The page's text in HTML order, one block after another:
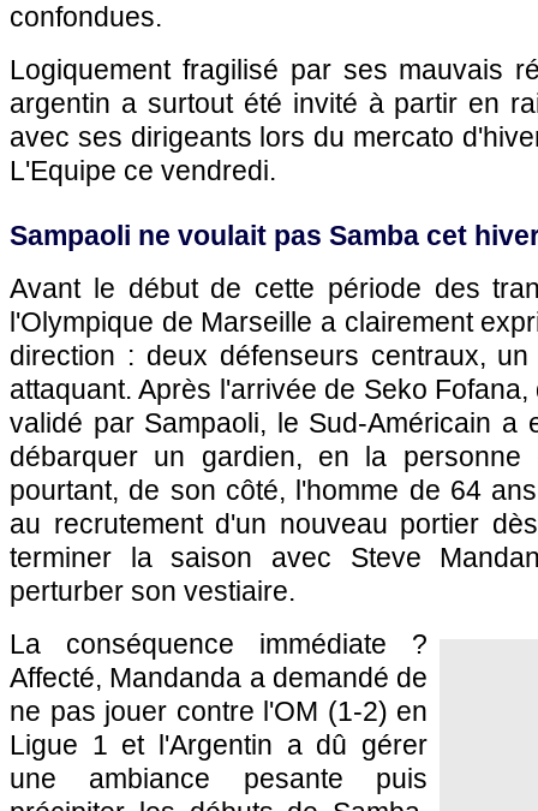
confondues.
Logiquement fragilisé par ses mauvais
argentin a surtout été invité à partir en
avec ses dirigeants lors du mercato
L'Equipe ce vendredi.
Sampaoli ne voulait pas Samba cet
Avant le début de cette période des
l'Olympique de Marseille a clairement
direction : deux défenseurs centraux,
attaquant. Après l'arrivée de Seko
validé par Sampaoli, le Sud-Américain a
débarquer un gardien, en la personne
pourtant, de son côté, l'homme de 64
au recrutement d'un nouveau portier
terminer la saison avec Steve
perturber son vestiaire.
La conséquence immédiate ?
Affecté, Mandanda a demandé de
ne pas jouer contre l'OM (1-2) en
Ligue 1 et l'Argentin a dû gérer
une ambiance pesante puis